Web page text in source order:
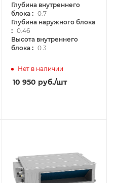
типа
Глубина внутреннего
блока : 0.7
Глубина наружного блока
: 0.46
Высота внутреннего
блока : 0.3
Нет в наличии
10 950 руб./шт